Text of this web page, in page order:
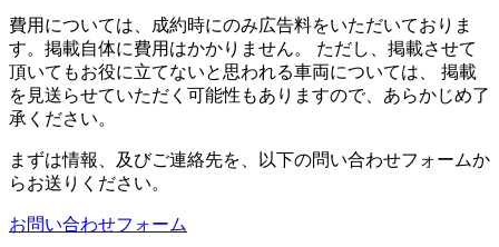
費用については、成約時にのみ広告料をいただいておりま
す。掲載自体に費用はかかりません。 ただし、掲載させて
頂いてもお役に立てないと思われる車両については、 掲載
を見送らせていただく可能性もありますので、あらかじめ了
承ください。
まずは情報、及びご連絡先を、以下の問い合わせフォームか
らお送りください。
お問い合わせフォーム